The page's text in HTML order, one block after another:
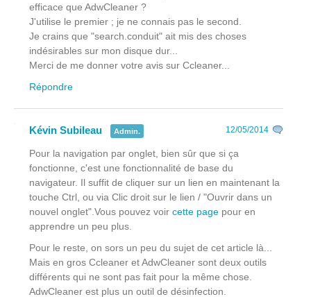
efficace que AdwCleaner ?
J'utilise le premier ; je ne connais pas le second.
Je crains que "search.conduit" ait mis des choses
indésirables sur mon disque dur...
Merci de me donner votre avis sur Ccleaner...
Répondre
Kévin Subileau Admin. 12/05/2014
Pour la navigation par onglet, bien sûr que si ça
fonctionne, c'est une fonctionnalité de base du
navigateur. Il suffit de cliquer sur un lien en maintenant la
touche Ctrl, ou via Clic droit sur le lien / "Ouvrir dans un
nouvel onglet".Vous pouvez voir cette page pour en
apprendre un peu plus.
Pour le reste, on sors un peu du sujet de cet article là...
Mais en gros Ccleaner et AdwCleaner sont deux outils
différents qui ne sont pas fait pour la même chose.
AdwCleaner est plus un outil de désinfection.